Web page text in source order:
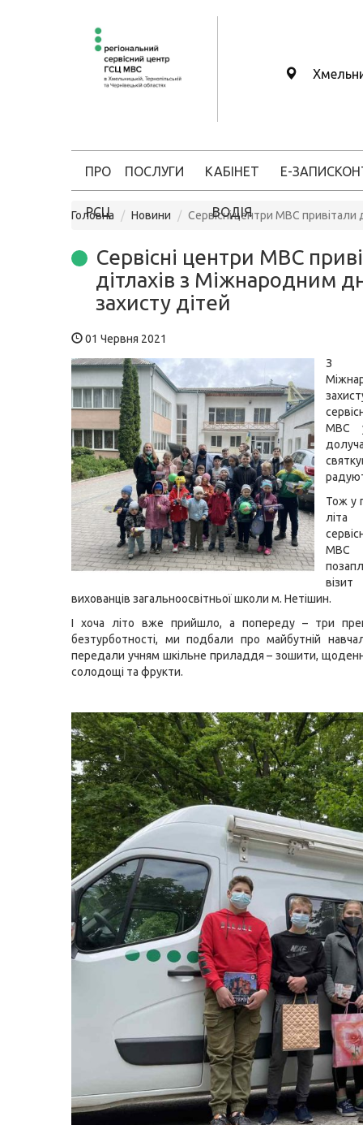
ПРО
РСЦ
ПОСЛУГИ КАБІНЕТ
ВОДІЯ
Е-ЗАПИС
Головна Новини Сервісні центри МВС привітали
Сервісні центри МВС
дітлахів з Міжнародним
захисту дітей
01 Червня 2021
З
МВС
Тож у
літа
МВС
вихованців загальноосвітньої школи м. Нетішин.
І хоча літо вже прийшло, а попереду – три
безтурботності, ми подбали про майбутній
передали учням шкільне приладдя – зошити,
солодощі та фрукти.